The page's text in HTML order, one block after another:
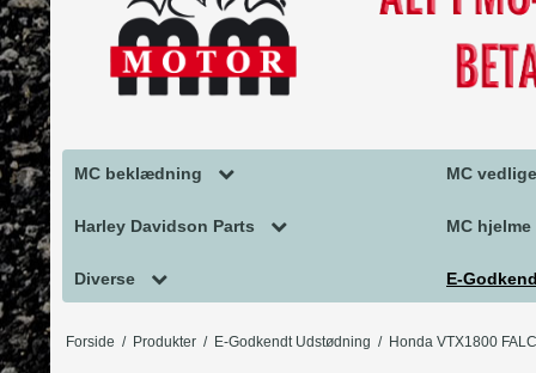
MC beklædning
MC Handsker
Motorcykel Støvler
MC hjelmhuer/halsvarmere
MC
MC
BLUE-
Harley Davidson Parts
Falcon udstødning
MC hjelme
MC Hjelm
Diverse E-
Forside / Produkter / E-Godkendt Udstødning / Honda VTX1800